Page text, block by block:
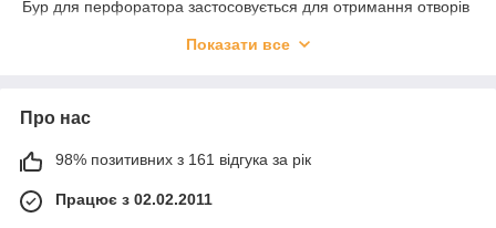
Бур для перфоратора застосовується для отримання отворів
керамічні пустотілі блоки
Конструкція бура для бетону
Бур побудований з двох частин:хвостовик
робоча частина
складається ще з чотирьох частин
Показати все
Про нас
98% позитивних з 161 відгука за рік
Працює з 02.02.2011